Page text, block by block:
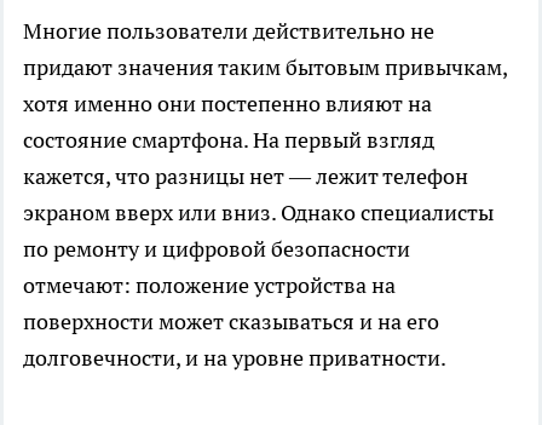
Многие пользователи действительно не
придают значения таким бытовым привычкам,
хотя именно они постепенно влияют на
состояние смартфона. На первый взгляд
кажется, что разницы нет — лежит телефон
экраном вверх или вниз. Однако специалисты
по ремонту и цифровой безопасности
отмечают: положение устройства на
поверхности может сказываться и на его
долговечности, и на уровне приватности.